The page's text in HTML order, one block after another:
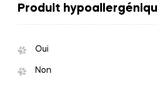
Produit
Oui
Non